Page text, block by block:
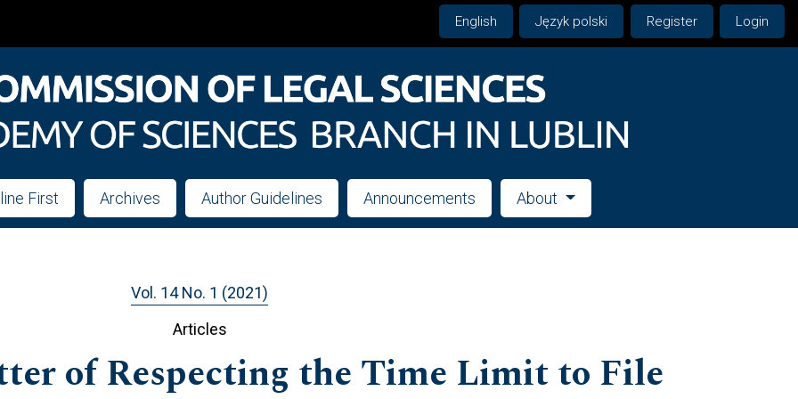
English Język polski Register Login
First Archives Author Guidelines Announcements About
Vol. 14 No. 1 (2021)
Articles
of Respecting the Time Limit to File